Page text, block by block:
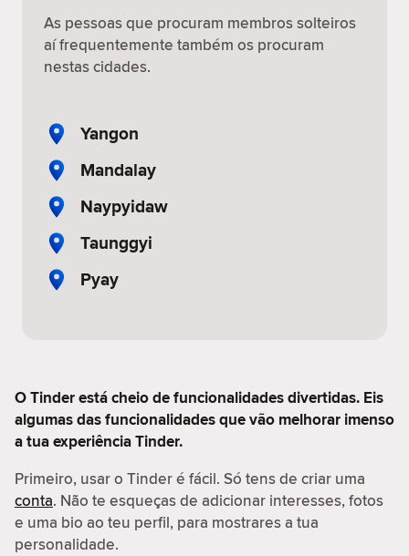
As pessoas que procuram membros solteiros
aí frequentemente também os procuram
nestas cidades.
Yangon
Mandalay
Naypyidaw
Taunggyi
Pyay
O Tinder está cheio de funcionalidades divertidas. Eis
algumas das funcionalidades que vão melhorar imenso
a tua experiência Tinder.
Primeiro, usar o Tinder é fácil. Só tens de criar uma
conta. Não te esqueças de adicionar interesses, fotos
e uma bio ao teu perfil, para mostrares a tua
personalidade.